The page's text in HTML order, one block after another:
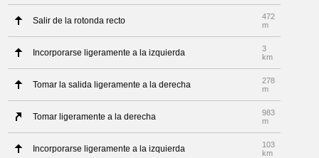
Salir de la rotonda recto
472
m
Incorporarse ligeramente a la izquierda
3
km
Tomar la salida ligeramente a la derecha
278
m
Tomar ligeramente a la derecha
983
m
Incorporarse ligeramente a la izquierda
103
km